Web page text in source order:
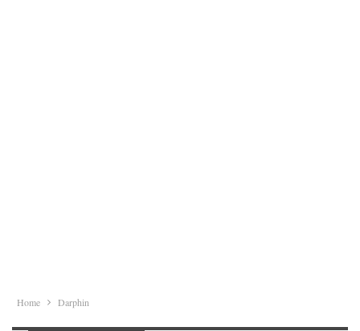
Home Darphin